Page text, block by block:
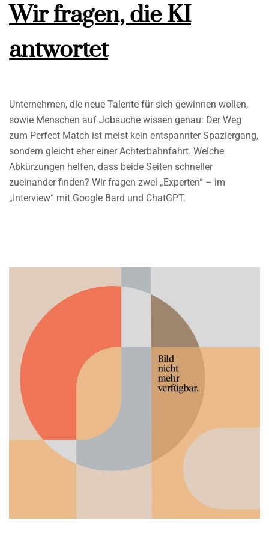
Wir fragen, die KI
antwortet
Unternehmen, die neue Talente für sich gewinnen wollen,
sowie Menschen auf Jobsuche wissen genau: Der Weg
zum Perfect Match ist meist kein entspannter Spaziergang,
sondern gleicht eher einer Achterbahnfahrt. Welche
Abkürzungen helfen, dass beide Seiten schneller
zueinander finden? Wir fragen zwei „Experten“ – im
„Interview“ mit Google Bard und ChatGPT.